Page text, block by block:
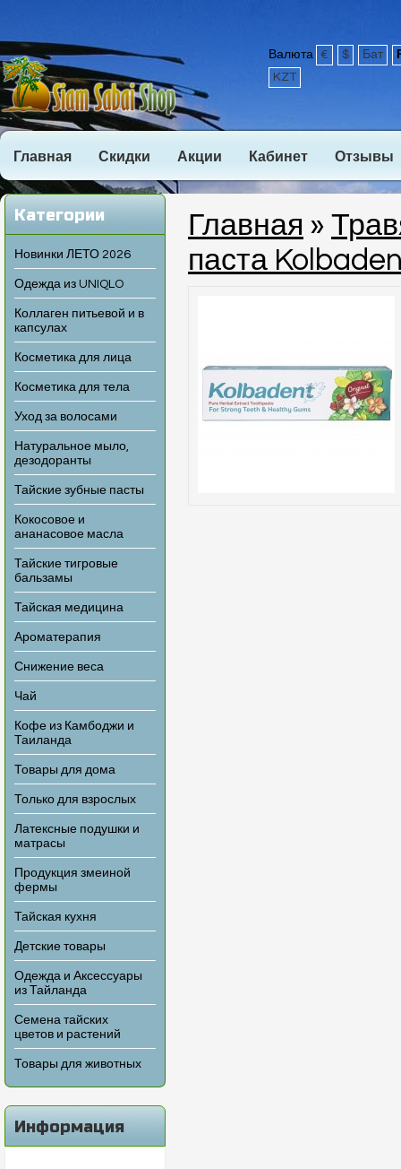
Валюта € $ Бат
KZT
Главная Скидки Акции Кабинет Отзывы
Категории
Новинки ЛЕТО 2026
Одежда из UNIQLO
Коллаген питьевой и в
капсулах
Косметика для лица
Косметика для тела
Уход за волосами
Натуральное мыло,
дезодоранты
Тайские зубные пасты
Кокосовое и
ананасовое масла
Тайские тигровые
бальзамы
Тайская медицина
Ароматерапия
Снижение веса
Чай
Кофе из Камбоджи и
Таиланда
Товары для дома
Только для взрослых
Латексные подушки и
матрасы
Продукция змеиной
фермы
Тайская кухня
Детские товары
Одежда и Аксессуары
из Тайланда
Семена тайских
цветов и растений
Товары для животных
Информация
Главная »
паста